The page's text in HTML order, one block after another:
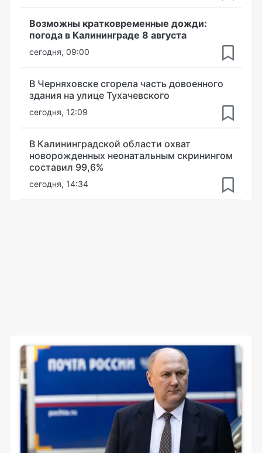
Возможны кратковременные дожди:
погода в Калининграде 8 августа
сегодня, 09:00
В Черняховске сгорела часть довоенного
здания на улице Тухачевского
сегодня, 12:09
В Калининградской области охват
новорожденных неонатальным скринингом
составил 99,6%
сегодня, 14:34